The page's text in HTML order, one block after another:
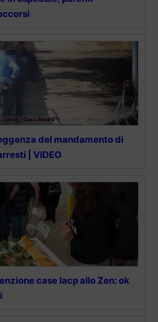
del mandamento di
| VIDEO
case Iacp allo Zen: ok